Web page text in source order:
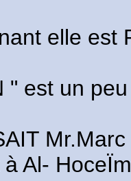
elle est
" est un
Al-